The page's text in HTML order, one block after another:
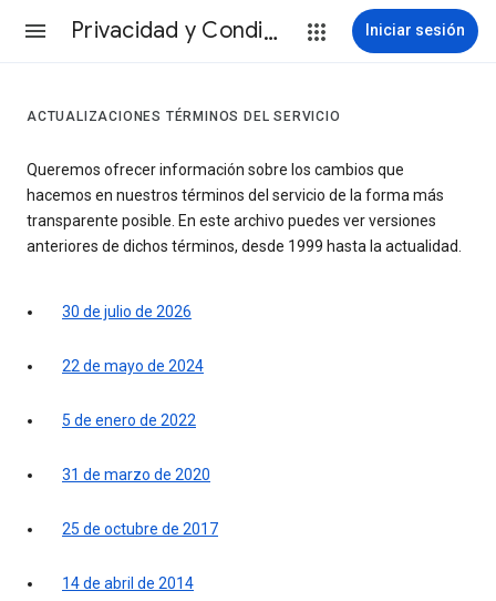
Privacidad y Condiciones Iniciar sesión
ACTUALIZACIONES TÉRMINOS DEL SERVICIO
Queremos ofrecer información sobre los cambios que
hacemos en nuestros términos del servicio de la forma más
transparente posible. En este archivo puedes ver versiones
anteriores de dichos términos, desde 1999 hasta la actualidad.
30 de julio de 2026
22 de mayo de 2024
5 de enero de 2022
31 de marzo de 2020
25 de octubre de 2017
14 de abril de 2014